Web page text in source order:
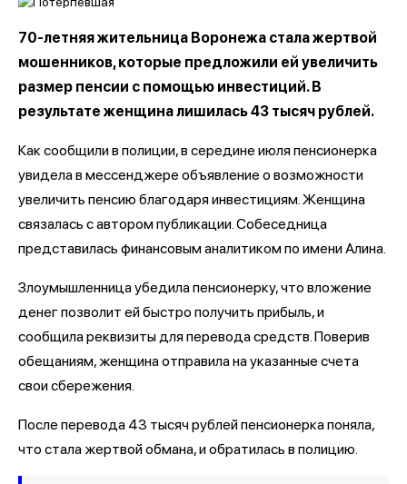
70-летняя жительница Воронежа стала жертвой
мошенников, которые предложили ей увеличить
размер пенсии с помощью инвестиций. В
результате женщина лишилась 43 тысяч рублей.
Как сообщили в полиции, в середине июля пенсионерка
увидела в мессенджере объявление о возможности
увеличить пенсию благодаря инвестициям. Женщина
связалась с автором публикации. Собеседница
представилась финансовым аналитиком по имени Алина.
Злоумышленница убедила пенсионерку, что вложение
денег позволит ей быстро получить прибыль, и
сообщила реквизиты для перевода средств. Поверив
обещаниям, женщина отправила на указанные счета
свои сбережения.
После перевода 43 тысяч рублей пенсионерка поняла,
что стала жертвой обмана, и обратилась в полицию.